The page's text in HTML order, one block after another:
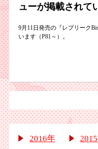
ューが掲載されて
9月11日発売の『レプリーク
います（P81～）。
2016年